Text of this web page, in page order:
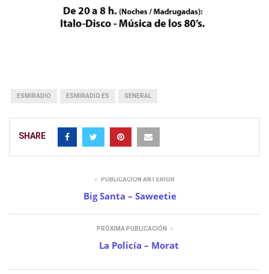
ESMIRADIO ESMIRADIO.ES GENERAL
SHARE
PUBLICACIÓN ANTERIOR
Big Santa – Saweetie
PRÓXIMA PUBLICACIÓN
La Policía – Morat